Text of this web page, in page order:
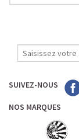
SUIVEZ-NOUS
NOS MARQUES